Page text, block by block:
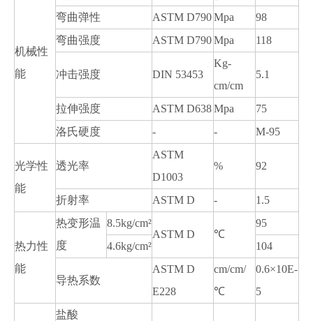
机械性
能
弯曲弹性
ASTM D790Mpa
98
弯曲强度
ASTM D790Mpa 118
冲击强度 DIN 53453
Kg-
cm/cm
5.1
拉伸强度 ASTM D638Mpa
75
洛氏硬度
- - M-95
光学性
能
透光率
ASTM
D1003
% 92
折射率 ASTM D - 1.5
热力性
能
热变形温
度
8.5kg/cm²
ASTM D
℃
95
4.6kg/cm²
104
导热系数
ASTM D
E228
cm/cm/
℃
0.6×10E-
5
盐酸